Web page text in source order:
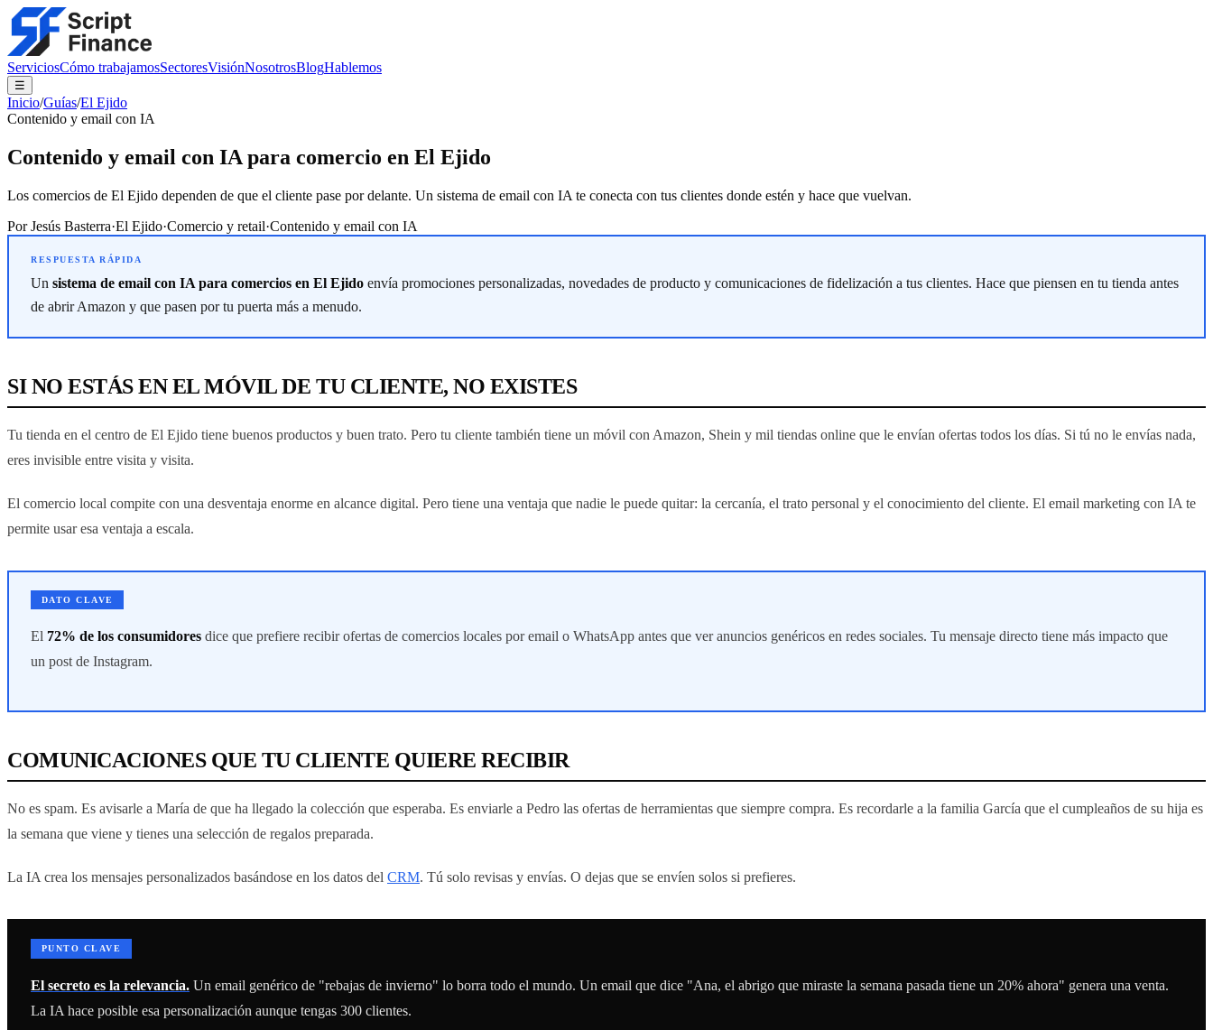
ServiciosCómo trabajamosSectoresVisiónNosotrosBlogHablemos
☰
Inicio/Guías/El Ejido
Contenido y email con IA
Contenido y email con IA para comercio en El Ejido
Los comercios de El Ejido dependen de que el cliente pase por delante. Un sistema de email con IA te conecta con tus clientes donde estén y hace que vuelvan.
PorJesús Basterra·El Ejido·Comercio y retail·Contenido y email con IA
Un sistema de email con IA para comercios en El Ejido envía promociones personalizadas, novedades de producto y comunicaciones de fidelización a tus clientes. Hace que piensen en tu tienda antes
de abrir Amazon y que pasen por tu puerta más a menudo.
SI NO ESTÁS EN EL MÓVIL DE TU CLIENTE, NO EXISTES
Tu tienda en el centro de El Ejido tiene buenos productos y buen trato. Pero tu cliente también tiene un móvil con Amazon, Shein y mil tiendas online que le envían ofertas todos los días. Si tú no le envías nada,
eres invisible entre visita y visita.
El comercio local compite con una desventaja enorme en alcance digital. Pero tiene una ventaja que nadie le puede quitar: la cercanía, el trato personal y el conocimiento del cliente. El email marketing con IA te
permite usar esa ventaja a escala.
DATO CLAVE
El 72% de los consumidores dice que prefiere recibir ofertas de comercios locales por email o WhatsApp antes que ver anuncios genéricos en redes sociales. Tu mensaje directo tiene más impacto que
un post de Instagram.
COMUNICACIONES QUE TU CLIENTE QUIERE RECIBIR
No es spam. Es avisarle a María de que ha llegado la colección que esperaba. Es enviarle a Pedro las ofertas de herramientas que siempre compra. Es recordarle a la familia García que el cumpleaños de su hija es
la semana que viene y tienes una selección de regalos preparada.
La IA crea los mensajes personalizados basándose en los datos del CRM. Tú solo revisas y envías. O dejas que se envíen solos si prefieres.
PUNTO CLAVE
El secreto es la relevancia. Un email genérico de "rebajas de invierno" lo borra todo el mundo. Un email que dice "Ana, el abrigo que miraste la semana pasada tiene un 20% ahora" genera una venta.
La IA hace posible esa personalización aunque tengas 300 clientes.